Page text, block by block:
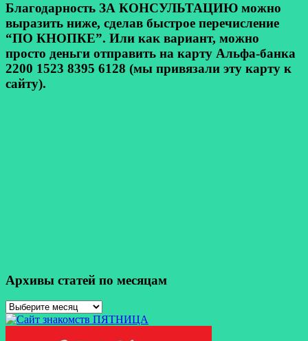
Благодарность ЗА КОНСУЛЬТАЦИЮ можно
выразить ниже, сделав быстрое перечисление
“ПО КНОПКЕ”. Или как вариант, можно
просто деньги отправить на карту Альфа-банка
2200 1523 8395 6128 (мы привязали эту карту к
сайту).
Архивы статей по месяцам
Архивы
статей